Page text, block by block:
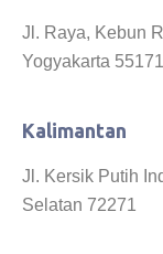
Jl. Raya, Kebun
Yogyakarta 55171
Kalimantan
Jl. Kersik Putih
Selatan 72271